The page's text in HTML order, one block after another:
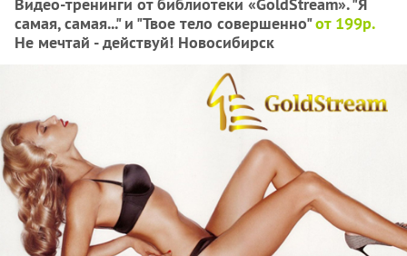
самая, самая..." и "Твое тело совершенно"от 199р.
Не мечтай - действуй! Новосибирск